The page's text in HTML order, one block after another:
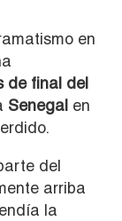
en
de final del
Senegal en
del
arriba
la